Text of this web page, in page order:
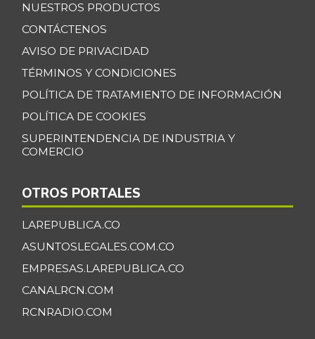
NUESTROS PRODUCTOS
CONTÁCTENOS
AVISO DE PRIVACIDAD
TÉRMINOS Y CONDICIONES
POLÍTICA DE TRATAMIENTO DE INFORMACIÓN
POLÍTICA DE COOKIES
SUPERINTENDENCIA DE INDUSTRIA Y
COMERCIO
OTROS PORTALES
LAREPUBLICA.CO
ASUNTOSLEGALES.COM.CO
EMPRESAS.LAREPUBLICA.CO
CANALRCN.COM
RCNRADIO.COM